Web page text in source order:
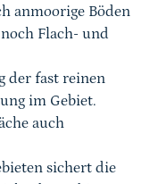
anmoorige Böden
Flach- und
der fast reinen
im Gebiet.
auch
sichert die